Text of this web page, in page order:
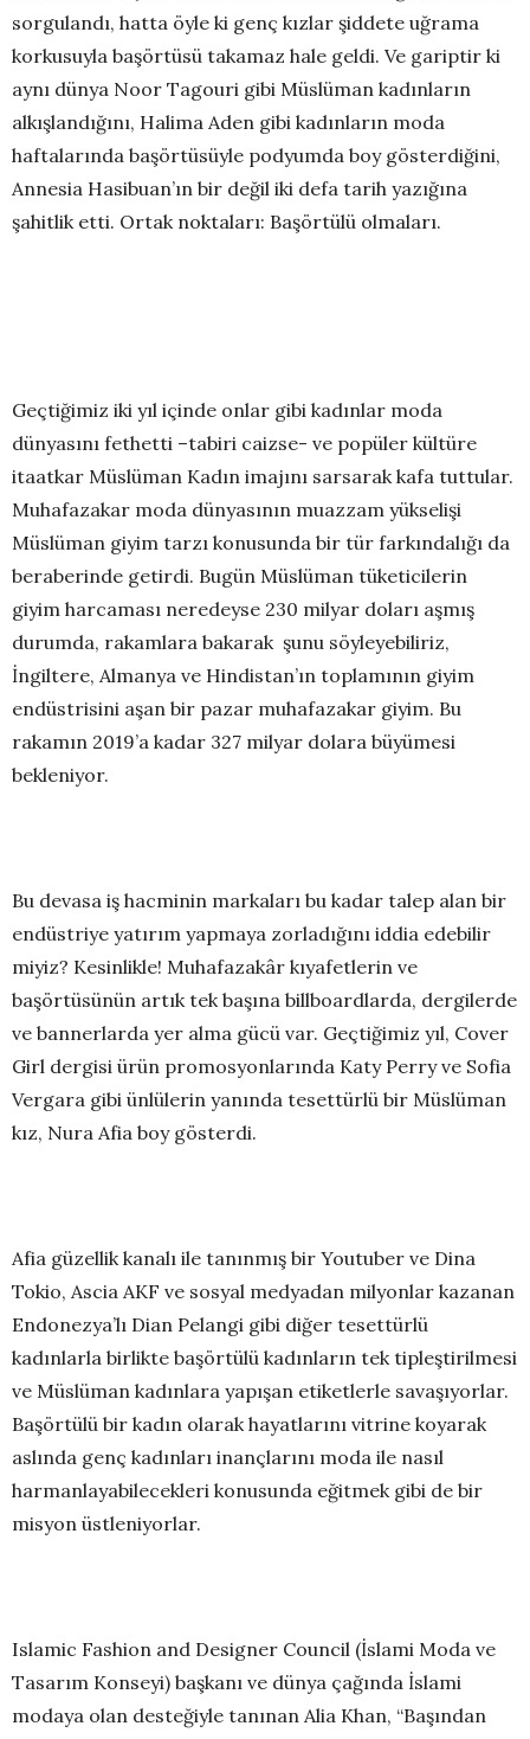
sorgulandı, hatta öyle ki genç kızlar şiddete uğrama
korkusuyla başörtüsü takamaz hale geldi. Ve gariptir ki
aynı dünya Noor Tagouri gibi Müslüman kadınların
alkışlandığını, Halima Aden gibi kadınların moda
haftalarında başörtüsüyle podyumda boy gösterdiğini,
Annesia Hasibuan’ın bir değil iki defa tarih yazığına
şahitlik etti. Ortak noktaları: Başörtülü olmaları.
Geçtiğimiz iki yıl içinde onlar gibi kadınlar moda
dünyasını fethetti –tabiri caizse- ve popüler kültüre
itaatkar Müslüman Kadın imajını sarsarak kafa tuttular.
Muhafazakar moda dünyasının muazzam yükselişi
Müslüman giyim tarzı konusunda bir tür farkındalığı da
beraberinde getirdi. Bugün Müslüman tüketicilerin
giyim harcaması neredeyse 230 milyar doları aşmış
durumda, rakamlara bakarak şunu söyleyebiliriz,
İngiltere, Almanya ve Hindistan’ın toplamının giyim
endüstrisini aşan bir pazar muhafazakar giyim. Bu
rakamın 2019’a kadar 327 milyar dolara büyümesi
bekleniyor.
Bu devasa iş hacminin markaları bu kadar talep alan bir
endüstriye yatırım yapmaya zorladığını iddia edebilir
miyiz? Kesinlikle! Muhafazakâr kıyafetlerin ve
başörtüsünün artık tek başına billboardlarda, dergilerde
ve bannerlarda yer alma gücü var. Geçtiğimiz yıl, Cover
Girl dergisi ürün promosyonlarında Katy Perry ve Sofia
Vergara gibi ünlülerin yanında tesettürlü bir Müslüman
kız, Nura Afia boy gösterdi.
Afia güzellik kanalı ile tanınmış bir Youtuber ve Dina
Tokio, Ascia AKF ve sosyal medyadan milyonlar kazanan
Endonezya’lı Dian Pelangi gibi diğer tesettürlü
kadınlarla birlikte başörtülü kadınların tek tipleştirilmesi
ve Müslüman kadınlara yapışan etiketlerle savaşıyorlar.
Başörtülü bir kadın olarak hayatlarını vitrine koyarak
aslında genç kadınları inançlarını moda ile nasıl
harmanlayabilecekleri konusunda eğitmek gibi de bir
misyon üstleniyorlar.
Islamic Fashion and Designer Council (İslami Moda ve
Tasarım Konseyi) başkanı ve dünya çağında İslami
modaya olan desteğiyle tanınan Alia Khan, “Başından